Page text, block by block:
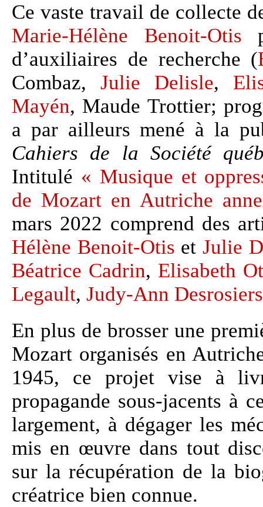
Ce vaste travail de collecte
Marie-Hélène Benoit-Otis
d’auxiliaires de recherche (
Combaz, Julie Delisle,
Mayén, Maude Trottier;
a par ailleurs mené à la
Cahiers de la Société
Intitulé « Musique et
de Mozart en Autriche
mars 2022 comprend des
Hélène Benoit-Otis etJulie
Béatrice Cadrin, Elisabeth
Legault, Judy-Ann Desrosiers
En plus de brosser une
Mozart organisés en
1945, ce projet vise à
propagande sous-jacents à
largement, à dégager les
mis en œuvre dans tout
sur la récupération de la
créatrice bien connue.